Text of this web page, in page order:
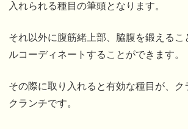
入れられる種目の筆頭となります。
それ以外に腹筋緒上部、脇腹を鍛えるこ
ルコーディネートすることができます。
その際に取り入れると有効な種目が、ク
クランチです。